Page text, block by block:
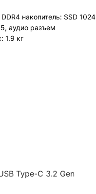
накопитель: SSD 1024
аудио разъем
1.9 кг
Type-C 3.2 Gen